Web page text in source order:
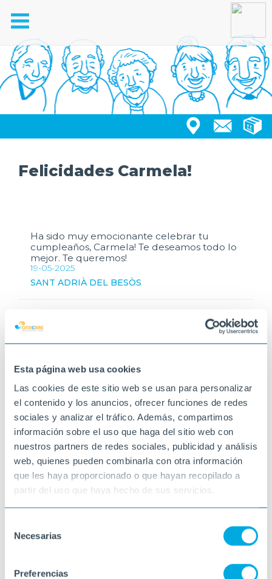
Esta página web usa cookies
Las cookies de este sitio web se usan para personalizar
el contenido y los anuncios, ofrecer funciones de redes
sociales y analizar el tráfico. Además, compartimos
información sobre el uso que haga del sitio web con
nuestros partners de redes sociales, publicidad y análisis
web, quienes pueden combinarla con otra información
que les haya proporcionado o que hayan recopilado a
partir del uso que haya hecho de sus servicios.
Necesarias
Preferencias
Toggle
navigation
Felicidades Carmela!
Ha sido muy emocionante celebrar tu
cumpleaños, Carmela! Te deseamos todo lo
mejor. Te queremos!
19-05-2025
SANT ADRIÀ DEL BESÒS